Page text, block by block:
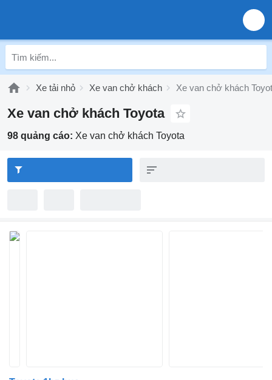
Xe tải nhỏ Xe van chở khách Xe van chở khách
Xe van chở khách Toyota
98 quảng cáo: Xe van chở khách Toyota